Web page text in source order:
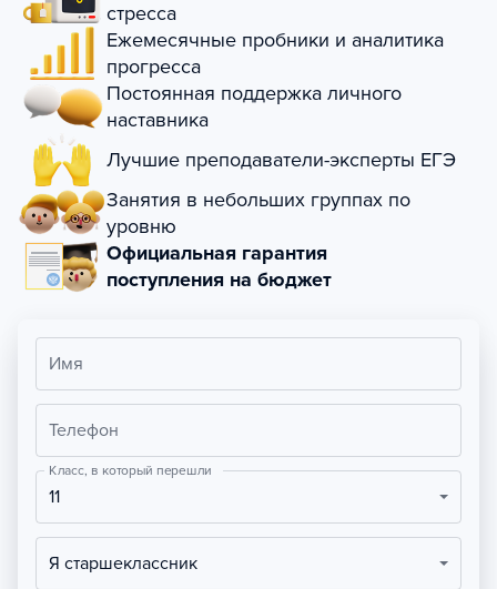
стресса
Ежемесячные пробники и аналитика
прогресса
Постоянная поддержка личного
наставника
Лучшие преподаватели-эксперты ЕГЭ
Занятия в небольших группах по
уровню
Официальная гарантия
поступления на бюджет
Имя
Телефон
Класс, в который перешли
11
Я старшеклассник